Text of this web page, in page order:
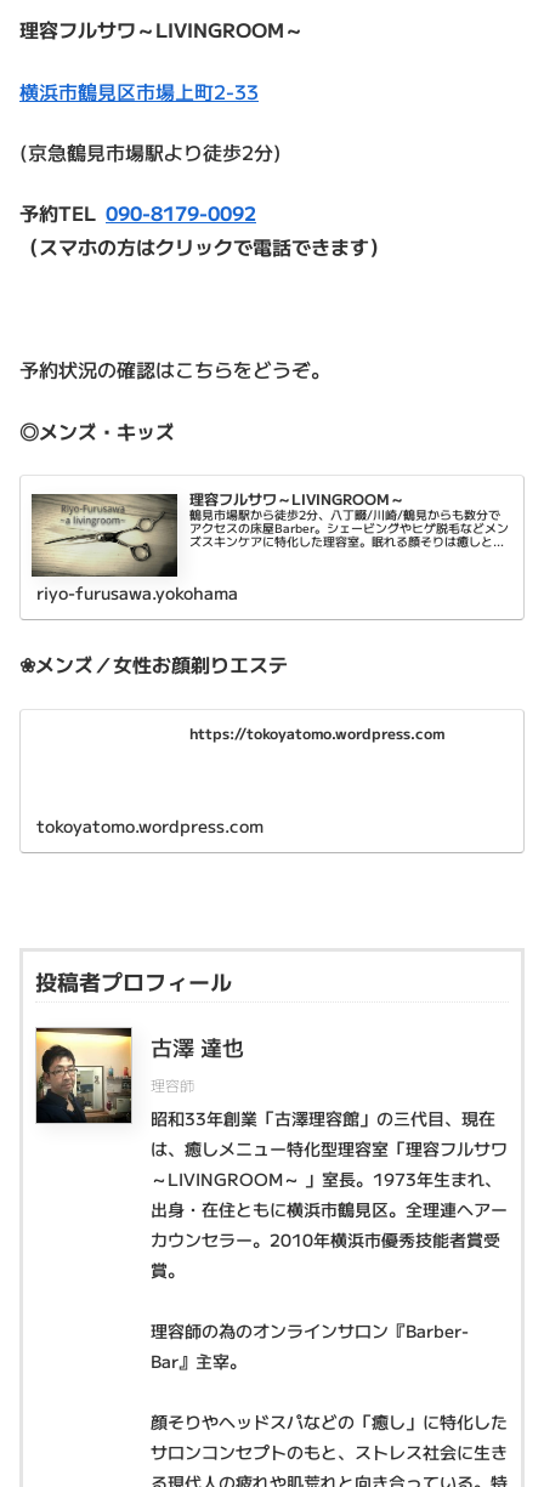
理容フルサワ～LIVINGROOM～
横浜市鶴見区市場上町2-33
(京急鶴見市場駅より徒歩2分)
予約TEL 090-8179-0092
（スマホの方はクリックで電話できます）
予約状況の確認はこちらをどうぞ。
◎メンズ・キッズ
理容フルサワ～LIVINGROOM～
鶴見市場駅から徒歩2分、八丁畷/川崎/鶴見からも数分で
アクセスの床屋Barber。シェービングやヒゲ脱毛などメン
ズスキンケアに特化した理容室。眠れる顔そりは癒しと乾
riyo-furusawa.yokohama
❀メンズ／女性お顔剃りエステ
https://tokoyatomo.wordpress.com
tokoyatomo.wordpress.com
投稿者プロフィール
古澤 達也
理容師
昭和33年創業「古澤理容館」の三代目、現在
は、癒しメニュー特化型理容室「理容フルサワ
～LIVINGROOM～ 」室長。1973年生まれ、
出身・在住ともに横浜市鶴見区。全理連ヘアー
カウンセラー。2010年横浜市優秀技能者賞受
賞。
理容師の為のオンラインサロン『Barber-
Bar』主宰。
顔そりやヘッドスパなどの「癒し」に特化した
サロンコンセプトのもと、ストレス社会に生き